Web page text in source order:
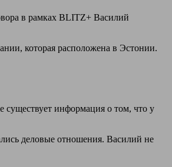
в рамках BLITZ+ Василий
которая расположена в Эстонии.
информация о том, что у
деловые отношения. Василий не